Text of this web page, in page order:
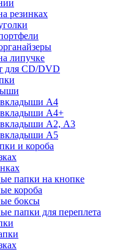
резинках
липучке
для CD/DVD
А4
А4+
А2, А3
А5
и короба
папки на кнопке
короба
боксы
папки для переплета